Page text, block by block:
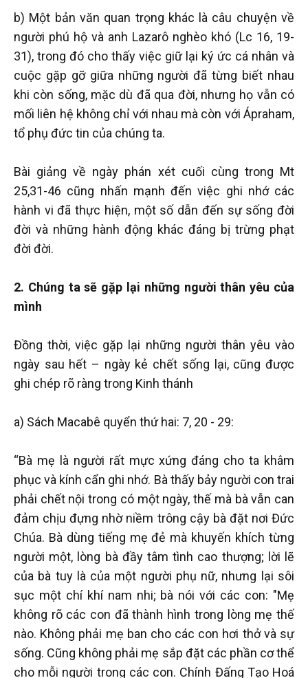
b) Một bản văn quan trọng khác là câu chuyện về
người phú hộ và anh Lazarô nghèo khó (Lc 16, 19-
31), trong đó cho thấy việc giữ lại ký ức cá nhân và
cuộc gặp gỡ giữa những người đã từng biết nhau
khi còn sống, mặc dù đã qua đời, nhưng họ vẫn có
mối liên hệ không chỉ với nhau mà còn với Ápraham,
tổ phụ đức tin của chúng ta.
Bài giảng về ngày phán xét cuối cùng trong Mt
25,31-46 cũng nhấn mạnh đến việc ghi nhớ các
hành vi đã thực hiện, một số dẫn đến sự sống đời
đời và những hành động khác đáng bị trừng phạt
đời đời.
2. Chúng ta sẽ gặp lại những người thân yêu của
mình
Đồng thời, việc gặp lại những người thân yêu vào
ngày sau hết – ngày kẻ chết sống lại, cũng được
ghi chép rõ ràng trong Kinh thánh
a) Sách Macabê quyển thứ hai: 7, 20 - 29:
“Bà mẹ là người rất mực xứng đáng cho ta khâm
phục và kính cẩn ghi nhớ. Bà thấy bảy người con trai
phải chết nội trong có một ngày, thế mà bà vẫn can
đảm chịu đựng nhờ niềm trông cậy bà đặt nơi Đức
Chúa. Bà dùng tiếng mẹ đẻ mà khuyến khích từng
người một, lòng bà đầy tâm tình cao thượng; lời lẽ
của bà tuy là của một người phụ nữ, nhưng lại sôi
sục một chí khí nam nhi; bà nói với các con: "Mẹ
không rõ các con đã thành hình trong lòng mẹ thế
nào. Không phải mẹ ban cho các con hơi thở và sự
sống. Cũng không phải mẹ sắp đặt các phần cơ thể
cho mỗi người trong các con. Chính Đấng Tạo Hoá